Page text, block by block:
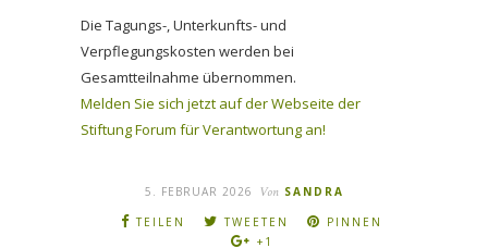
Die Tagungs-, Unterkunfts- und
Verpflegungskosten werden bei
Gesamtteilnahme übernommen.
Melden Sie sich jetzt auf der Webseite der
Stiftung Forum für Verantwortung an!
5. FEBRUAR 2026 Von SANDRA
TEILEN
TWEETEN
PINNEN
+1